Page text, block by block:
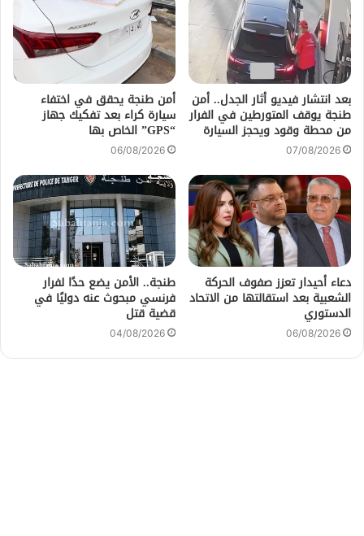
بعد انتشار فيديو أثار الجدل.. أمن
طنجة يوقف المتورطين في الفرار
من محطة وقود ويحجز السيارة
07/08/2026
أمن طنجة يحقق في اختفاء
سيارة كراء بعد تفكيك جهاز
“GPS” الخاص بها
06/08/2026
دعاء أحيدار تعزز صفوف الحركة
الشعبية بعد استقالتها من الاتحاد
الدستوري
06/08/2026
طنجة.. الأمن يضع حدًا لفرار
فرنسي مبحوث عنه دوليًا في
قضية قتل
04/08/2026